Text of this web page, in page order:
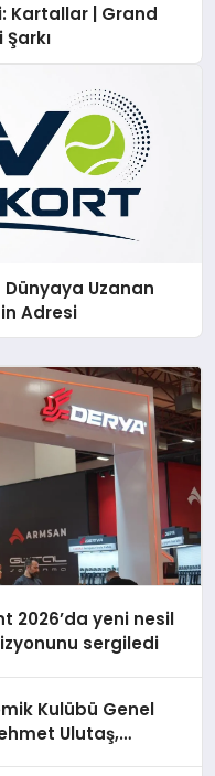
Kartallar | Grand
Dünyaya Uzanan
Adresi
2026’da yeni nesil
sergiledi
Kulübü Genel
Ulutaş,